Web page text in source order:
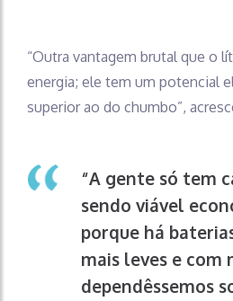
“Outra vantagem brutal que o
energia; ele tem um potencial
superior ao do chumbo”,
“A gente só tem
sendo viável
porque há
mais leves e com
dependêssemos